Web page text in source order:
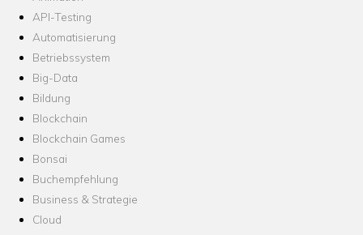
API-Testing
Automatisierung
Betriebssystem
Big-Data
Bildung
Blockchain
Blockchain Games
Bonsai
Buchempfehlung
Business & Strategie
Cloud